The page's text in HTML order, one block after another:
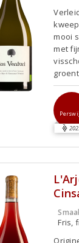
mooi
met
Fris,